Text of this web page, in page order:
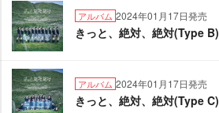
アルバム 2024年01月17日発売
きっと、絶対、絶対(Type B)
アルバム 2024年01月17日発売
きっと、絶対、絶対(Type C)